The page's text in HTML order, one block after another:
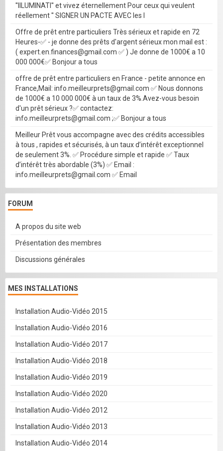
''IILUMINATI'' et vivez éternellement Pour ceux qui veulent
réellement '' SIGNER UN PACTE AVEC les I
Offre de prêt entre particuliers Très sérieux et rapide en 72
Heures-✅ - je donne des prêts d'argent sérieux mon mail est :
( expert.en.finances@gmail.com ✅ ) Je donne de 1000€ a 10
000 000€✅ Bonjour a tous
offre de prêt entre particuliers en France - petite annonce en
France,Mail: info.meilleurprets@gmail.com ✅ Nous donnons
de 1000€ a 10 000 000€ à un taux de 3%.Avez-vous besoin
d'un prêt sérieux ?✅ contactez:
info.meilleurprets@gmail.com ;✅ Bonjour a tous
Meilleur Prêt vous accompagne avec des crédits accessibles
à tous , rapides et sécurisés, à un taux d’intérêt exceptionnel
de seulement 3%. ✅ Procédure simple et rapide ✅ Taux
d’intérêt très abordable (3%) ✅ Email :
info.meilleurprets@gmail.com ✅ Email
FORUM
A propos du site web
Présentation des membres
Discussions générales
MES INSTALLATIONS
Installation Audio-Vidéo 2015
Installation Audio-Vidéo 2016
Installation Audio-Vidéo 2017
Installation Audio-Vidéo 2018
Installation Audio-Vidéo 2019
Installation Audio-Vidéo 2020
Installation Audio-Vidéo 2012
Installation Audio-Vidéo 2013
Installation Audio-Vidéo 2014